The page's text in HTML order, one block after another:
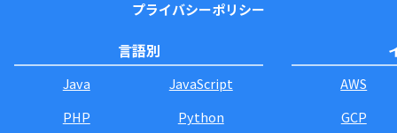
プライバシーポリシー
言語別
Java
JavaScript
PHP
Python
AWS
GCP